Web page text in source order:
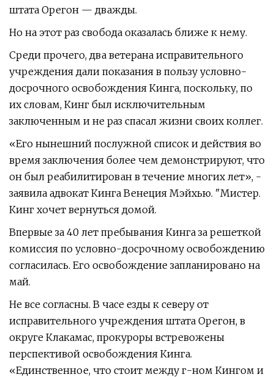
штата Орегон — дважды.
Но на этот раз свобода оказалась ближе к нему.
Среди прочего, два ветерана исправительного
учреждения дали показания в пользу условно-
досрочного освобождения Кинга, поскольку, по
их словам, Кинг был исключительным
заключенным и не раз спасал жизни своих коллег.
«Его нынешний послужной список и действия во
время заключения более чем демонстрируют, что
он был реабилитирован в течение многих лет», -
заявила адвокат Кинга Венеция Мэйхью. "Мистер.
Кинг хочет вернуться домой.
Впервые за 40 лет пребывания Кинга за решеткой
комиссия по условно-досрочному освобождению
согласилась. Его освобождение запланировано на
май.
Не все согласны. В часе езды к северу от
исправительного учреждения штата Орегон, в
округе Клакамас, прокуроры встревожены
перспективой освобождения Кинга.
«Единственное, что стоит между г-ном Кингом и